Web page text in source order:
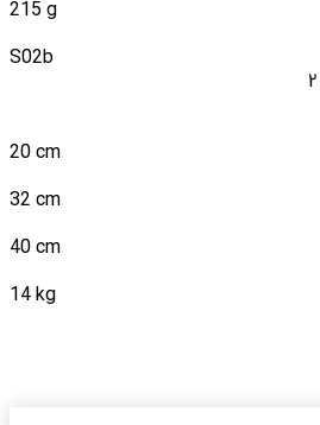
215 g
S02b
20 cm
32 cm
40 cm
14 kg